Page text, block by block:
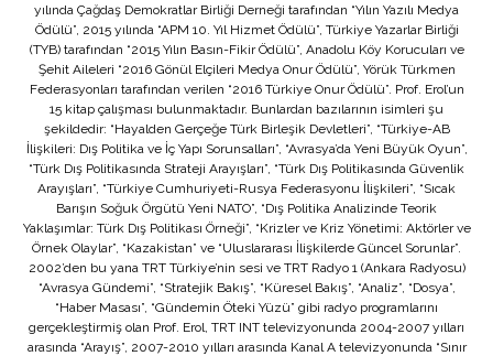
yılında Çağdaş Demokratlar Birliği Derneği tarafından “Yılın Yazılı Medya
Ödülü”, 2015 yılında “APM 10. Yıl Hizmet Ödülü”, Türkiye Yazarlar Birliği
(TYB) tarafından “2015 Yılın Basın-Fikir Ödülü”, Anadolu Köy Korucuları ve
Şehit Aileleri “2016 Gönül Elçileri Medya Onur Ödülü”, Yörük Türkmen
Federasyonları tarafından verilen “2016 Türkiye Onur Ödülü”. Prof. Erol’un
15 kitap çalışması bulunmaktadır. Bunlardan bazılarının isimleri şu
şekildedir: “Hayalden Gerçeğe Türk Birleşik Devletleri”, “Türkiye-AB
İlişkileri: Dış Politika ve İç Yapı Sorunsalları”, “Avrasya’da Yeni Büyük Oyun”,
“Türk Dış Politikasında Strateji Arayışları”, “Türk Dış Politikasında Güvenlik
Arayışları”, “Türkiye Cumhuriyeti-Rusya Federasyonu İlişkileri”, “Sıcak
Barışın Soğuk Örgütü Yeni NATO”, “Dış Politika Analizinde Teorik
Yaklaşımlar: Türk Dış Politikası Örneği”, “Krizler ve Kriz Yönetimi: Aktörler ve
Örnek Olaylar”, “Kazakistan” ve “Uluslararası İlişkilerde Güncel Sorunlar”.
2002’den bu yana TRT Türkiye’nin sesi ve TRT Radyo 1 (Ankara Radyosu)
“Avrasya Gündemi”, “Stratejik Bakış”, “Küresel Bakış”, “Analiz”, “Dosya”,
“Haber Masası”, “Gündemin Öteki Yüzü” gibi radyo programlarını
gerçekleştirmiş olan Prof. Erol, TRT INT televizyonunda 2004-2007 yılları
arasında “Arayış”, 2007-2010 yılları arasında Kanal A televizyonunda “Sınır